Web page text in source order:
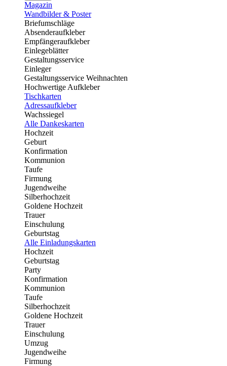
Magazin
Wandbilder & Poster
Briefumschläge
Absenderaufkleber
Empfängeraufkleber
Einlegeblätter
Gestaltungsservice
Einleger
Gestaltungsservice Weihnachten
Hochwertige Aufkleber
Tischkarten
Adressaufkleber
Wachssiegel
Alle Dankeskarten
Hochzeit
Geburt
Konfirmation
Kommunion
Taufe
Firmung
Jugendweihe
Silberhochzeit
Goldene Hochzeit
Trauer
Einschulung
Geburtstag
Alle Einladungskarten
Hochzeit
Geburtstag
Party
Konfirmation
Kommunion
Taufe
Silberhochzeit
Goldene Hochzeit
Trauer
Einschulung
Umzug
Jugendweihe
Firmung